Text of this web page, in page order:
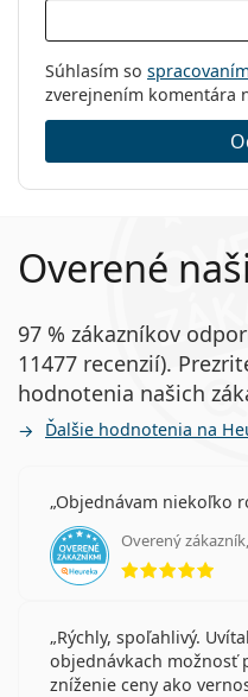
Súhlasím so
zverejnením komentára
Overené
97 % zákazníkov
11477 recenzií).
hodnotenia našich
Ďalšie hodnotenia na
Objednávam niekoľko
Overený
Rýchly, spoľahlivý.
objednávkach možnosť
zníženie ceny ako